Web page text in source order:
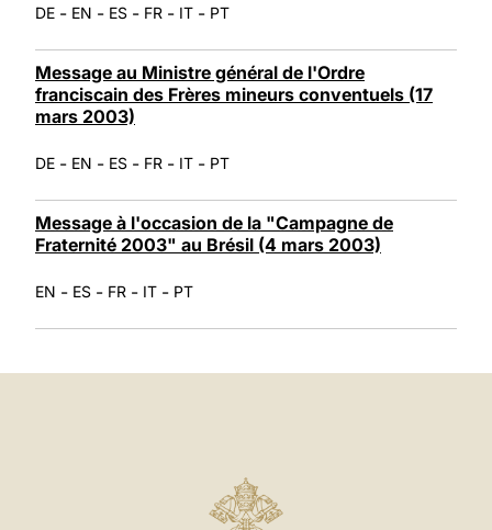
DE - EN - ES - FR - IT - PT
Message au Ministre général de l'Ordre
franciscain des Frères mineurs conventuels (17
mars 2003)
DE - EN - ES - FR - IT - PT
Message à l'occasion de la "Campagne de
Fraternité 2003" au Brésil (4 mars 2003)
EN - ES - FR - IT - PT